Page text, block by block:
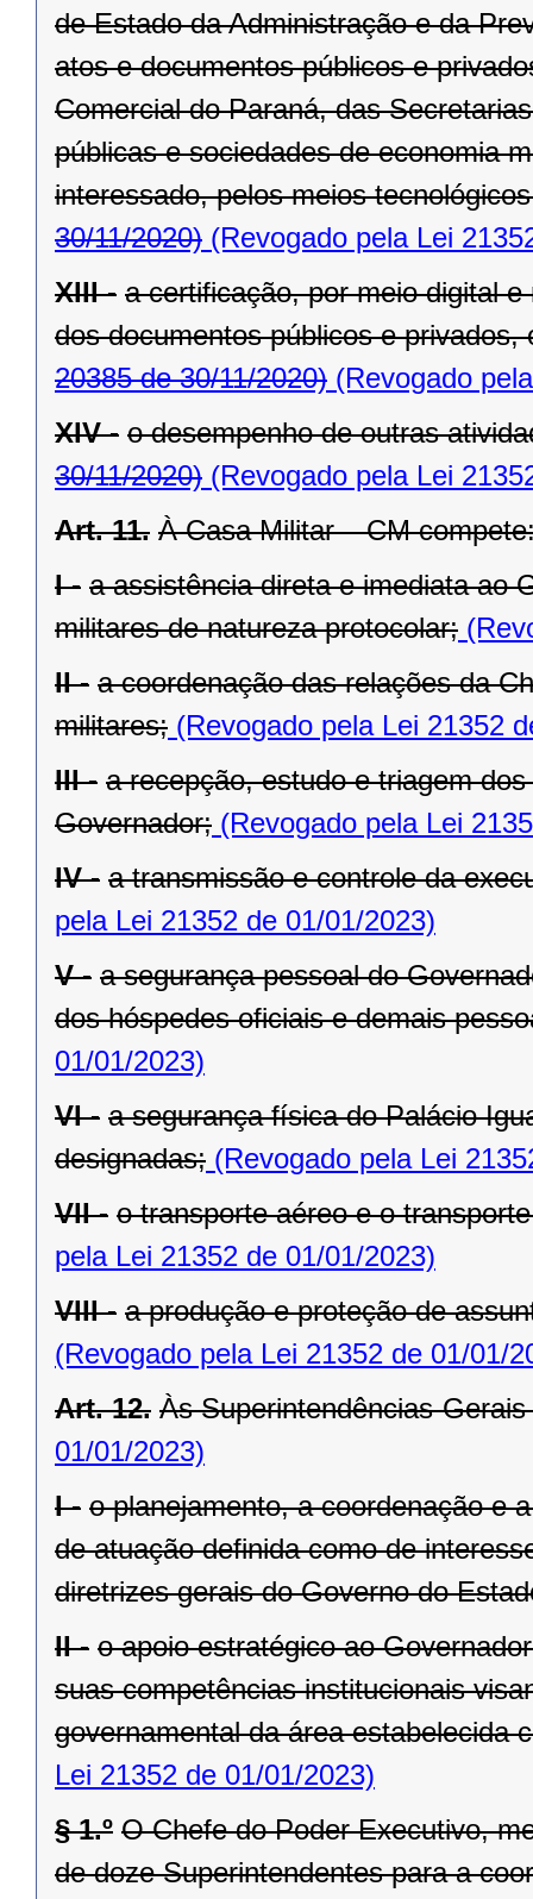
de Estado da Administração e da
atos e documentos públicos e
Comercial do Paraná, das
públicas e sociedades de economia
interessado, pelos meios
30/11/2020) (Revogado pela Lei
XIII - a certificação, por meio digital
dos documentos públicos e privados,
20385 de 30/11/2020) (Revogado
XIV - o desempenho de outras
30/11/2020) (Revogado pela Lei
Art. 11. À Casa Militar – CM
I - a assistência direta e imediata ao
militares de natureza protocolar;
II - a coordenação das relações da
militares; (Revogado pela Lei 21352
III - a recepção, estudo e triagem
Governador; (Revogado pela Lei
IV - a transmissão e controle da
pela Lei 21352 de 01/01/2023)
V - a segurança pessoal do
dos hóspedes oficiais e demais
01/01/2023)
VI - a segurança física do Palácio
designadas; (Revogado pela Lei
VII - o transporte aéreo e o
pela Lei 21352 de 01/01/2023)
VIII - a produção e proteção de
(Revogado pela Lei 21352 de 01/01/
Art. 12. Às Superintendências-
01/01/2023)
I - o planejamento, a coordenação e
de atuação definida como de
diretrizes gerais do Governo do
II - o apoio estratégico ao
suas competências institucionais
governamental da área estabelecida
Lei 21352 de 01/01/2023)
§ 1.º O Chefe do Poder Executivo,
de doze Superintendentes para a